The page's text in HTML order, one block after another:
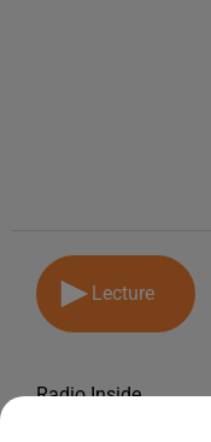
Lecture
Radio Inside